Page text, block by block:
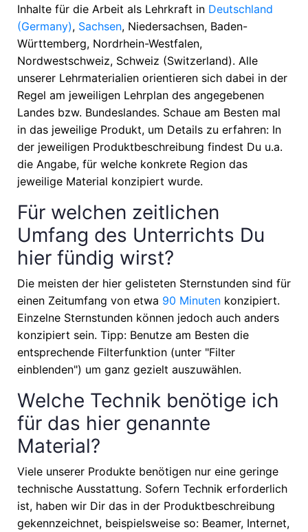
Inhalte für die Arbeit als Lehrkraft in Deutschland
(Germany), Sachsen, Niedersachsen, Baden-
Württemberg, Nordrhein-Westfalen,
Nordwestschweiz, Schweiz (Switzerland). Alle
unserer Lehrmaterialien orientieren sich dabei in der
Regel am jeweiligen Lehrplan des angegebenen
Landes bzw. Bundeslandes. Schaue am Besten mal
in das jeweilige Produkt, um Details zu erfahren: In
der jeweiligen Produktbeschreibung findest Du u.a.
die Angabe, für welche konkrete Region das
jeweilige Material konzipiert wurde.
Für welchen zeitlichen
Umfang des Unterrichts Du
hier fündig wirst?
Die meisten der hier gelisteten Sternstunden sind für
einen Zeitumfang von etwa 90 Minuten konzipiert.
Einzelne Sternstunden können jedoch auch anders
konzipiert sein. Tipp: Benutze am Besten die
entsprechende Filterfunktion (unter "Filter
einblenden") um ganz gezielt auszuwählen.
Welche Technik benötige ich
für das hier genannte
Material?
Viele unserer Produkte benötigen nur eine geringe
technische Ausstattung. Sofern Technik erforderlich
ist, haben wir Dir das in der Produktbeschreibung
gekennzeichnet, beispielsweise so: Beamer, Internet,